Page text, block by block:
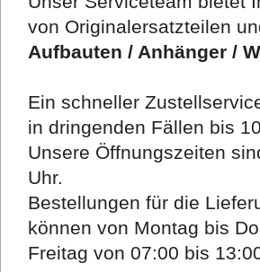
von Originalersatzteilen
Aufbauten / Anhänger /
Ein schneller
in dringenden Fällen bis
Unsere Öffnungszeiten
Uhr.
Bestellungen für die
können von Montag bis
Freitag von 07:00 bis